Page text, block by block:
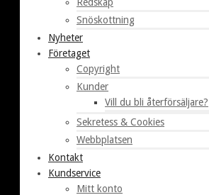
Snöskottning
Nyheter
Företaget
Copyright
Kunder
Vill du bli återförsäljare?
Sekretess & Cookies
Webbplatsen
Kontakt
Kundservice
Mitt konto